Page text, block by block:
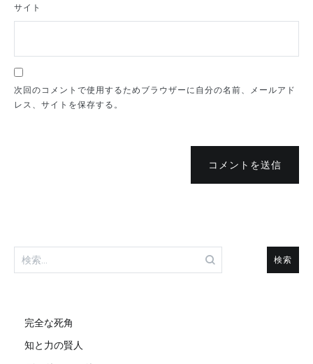
サイト
次回のコメントで使用するためブラウザーに自分の名前、メールアド
レス、サイトを保存する。
コメントを送信
検
索:
完全な死角
知と力の賢人